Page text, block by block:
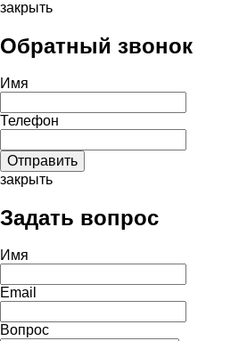
закрыть
Обратный звонок
Имя
Телефон
закрыть
Задать вопрос
Имя
Email
Вопрос